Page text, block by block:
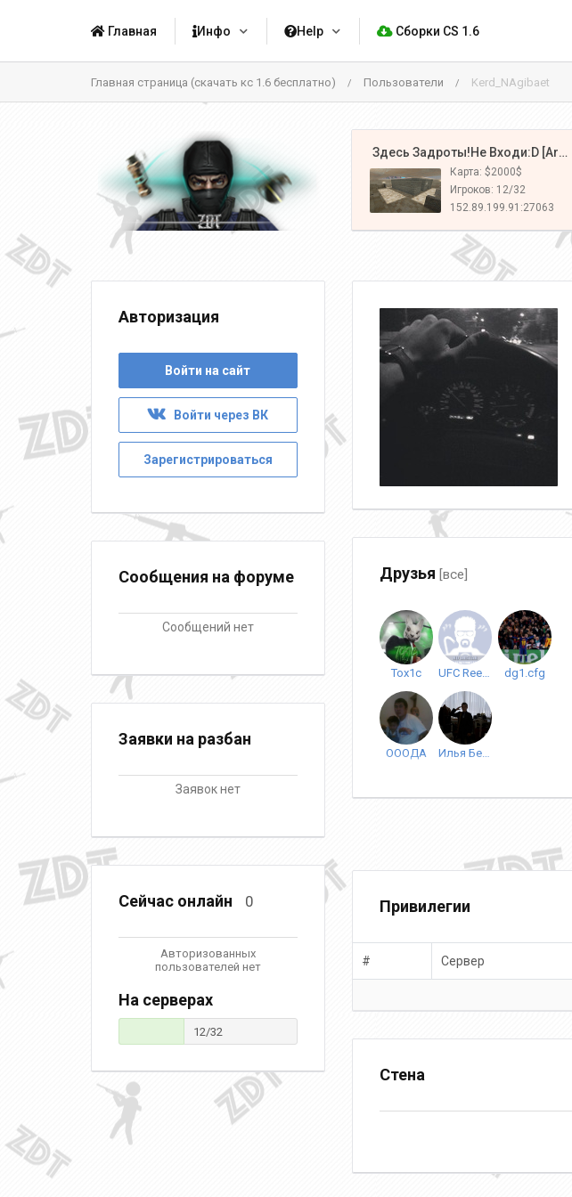
Главная Инфо Help Сборки CS 1.6
Главная страница (скачать кс 1.6 бесплатно) / Пользователи / Kerd_NAgibaet
️ Здесь Задроты!Не Входи:D [Army#1]
Карта: $2000$
Игроков: 12/32
152.89.199.91:27063
Друзья [все]
Tox1c dg1.cfg
ОООДА
Привилегии
# Сервер
Стена
Авторизация
Войти на сайт
Войти через ВК
Зарегистрироваться
Сообщения на форуме
Сообщений нет
Заявки на разбан
Заявок нет
Сейчас онлайн 0
Авторизованных
пользователей нет
На серверах
12/32